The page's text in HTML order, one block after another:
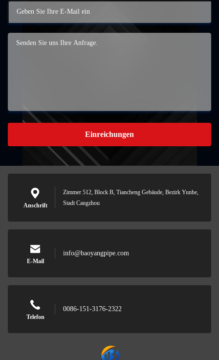
Einreichungen
Anschrift
Zimmer 512, Block B, Tiancheng Gebäude, Bezirk Yunhe,
Stadt Cangzhou
E-Mail
info@baoyangpipe.com
Telefon
0086-151-3176-2322